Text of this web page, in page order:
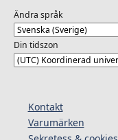
Ändra språk
Din tidszon
Kontakt
Varumärken